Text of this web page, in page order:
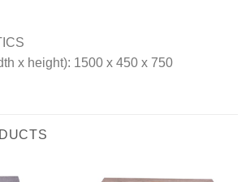
x height): 1500 x 450 x 750